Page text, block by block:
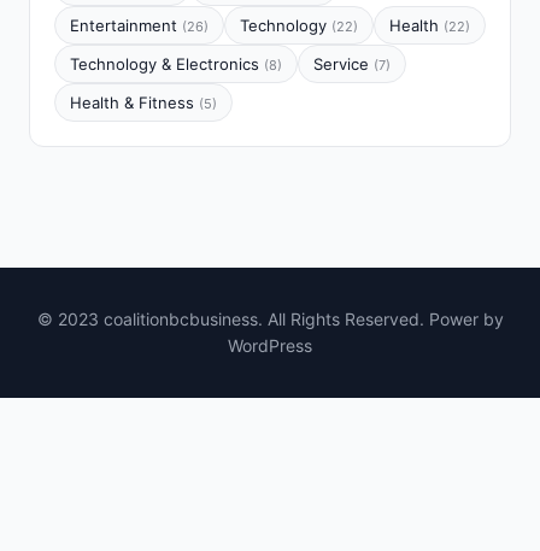
Entertainment (26) Technology (22) Health (22)
Technology & Electronics (8) Service (7)
Health & Fitness (5)
© 2023 coalitionbcbusiness. All Rights Reserved. Power by
WordPress